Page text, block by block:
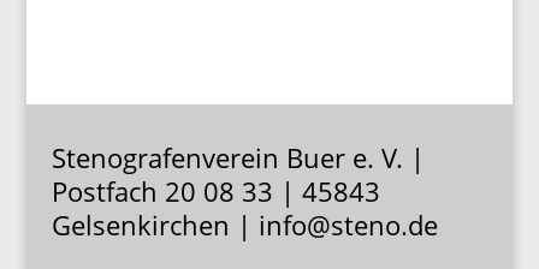
Stenografenverein Buer e. V. |
Postfach 20 08 33 | 45843
Gelsenkirchen | info@steno.de